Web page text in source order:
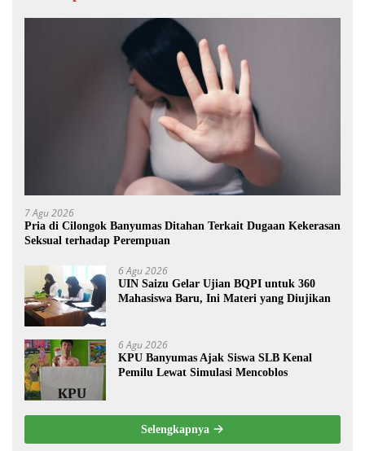
7 Agu 2026
Pria di Cilongok Banyumas Ditahan Terkait Dugaan Kekerasan
Seksual terhadap Perempuan
6 Agu 2026
UIN Saizu Gelar Ujian BQPI untuk 360
Mahasiswa Baru, Ini Materi yang Diujikan
6 Agu 2026
KPU Banyumas Ajak Siswa SLB Kenal
Pemilu Lewat Simulasi Mencoblos
Selengkapnya